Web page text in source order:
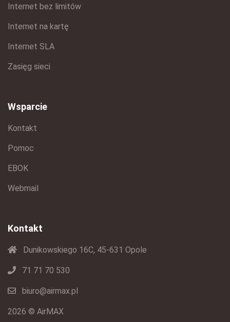
Internet bez limitów
Internet na kartę
Internet SLA
Zasięg sieci
Wsparcie
Kontakt
Pomoc
EBOK
Webmail
Kontakt
Dunikowskiego 16C, 45-631 Opole
71 71 70 530
biuro@airmax.pl
2026 © AirMAX